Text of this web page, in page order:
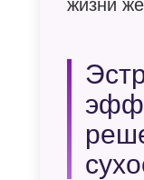
жизни